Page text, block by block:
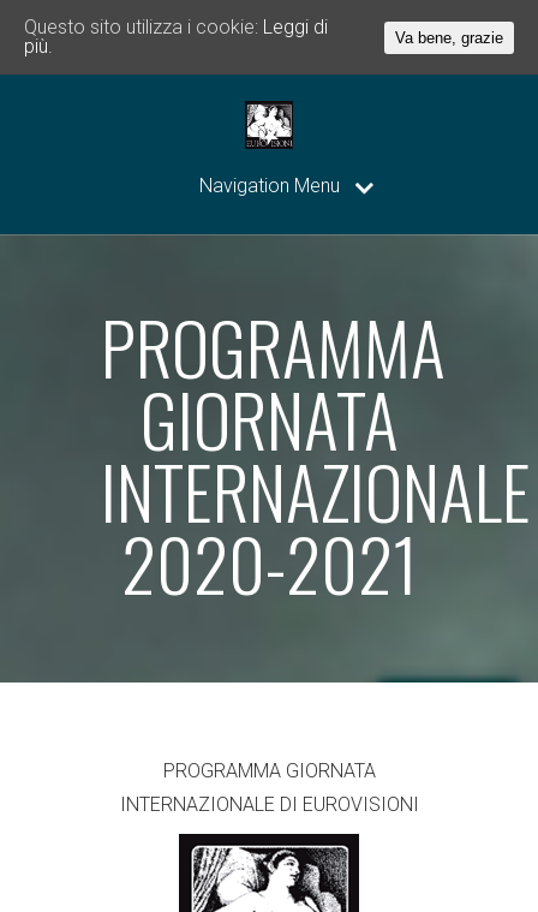
Navigation Menu
PROGRAMMA
GIORNATA
INTERNAZIONALE
2020-2021
PROGRAMMA GIORNATA
INTERNAZIONALE DI EUROVISIONI
Questo sito utilizza i cookie: Leggi di
più.
Va bene, grazie